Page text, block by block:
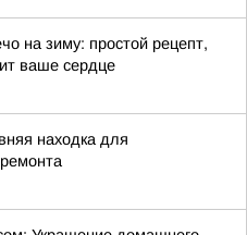
на зиму: простой рецепт,
ваше сердце
находка для